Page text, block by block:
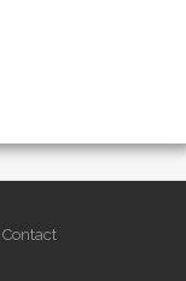
Contact